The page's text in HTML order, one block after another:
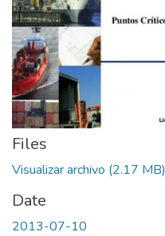
Files
Visualizar archivo (2.17 MB)
Date
2013-07-10